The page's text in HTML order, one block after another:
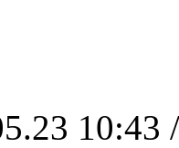
10:43